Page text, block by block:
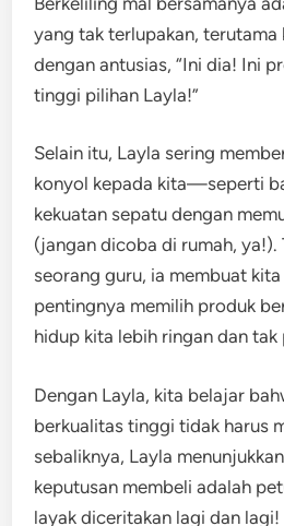
yang tak terlupakan, terutama
dengan antusias, “Ini dia! Ini
tinggi pilihan Layla!”
Selain itu, Layla sering
konyol kepada kita—seperti
kekuatan sepatu dengan
(jangan dicoba di rumah, ya!).
seorang guru, ia membuat
pentingnya memilih produk
hidup kita lebih ringan dan tak
Dengan Layla, kita belajar
berkualitas tinggi tidak harus
sebaliknya, Layla
keputusan membeli adalah
layak diceritakan lagi dan lagi!